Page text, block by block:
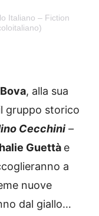
Italiano – Fiction
, alla sua
gruppo storico
Cecchini –
Guettà e
a
nuove
dal giallo…